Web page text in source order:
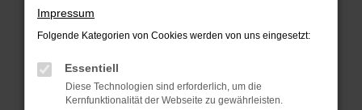
Beim Laden ist ein Fehler aufgetreten.
Hier sind ein paar Tipps, die dir helfen können:
Überprüfe deine Firewall und deine
Internetverbindung.
Laden andere Webseiten, zum Beispiel
Impressum
Folgende Kategorien von Cookies werden von uns eingesetzt:
Essentiell
Diese Technologien sind erforderlich, um die
Kernfunktionalität der Webseite zu gewährleisten.